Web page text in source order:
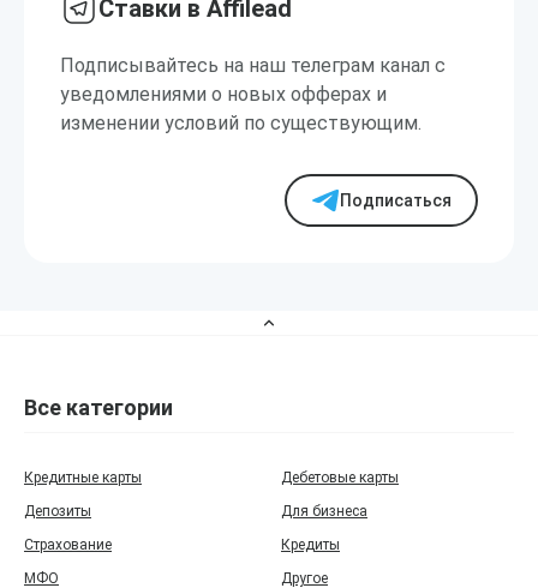
Ставки в Affilead
Подписывайтесь на наш телеграм канал с
уведомлениями о новых офферах и
изменении условий по существующим.
Подписаться
Все категории
Кредитные карты
Дебетовые карты
Депозиты
Для бизнеса
Страхование
Кредиты
МФО
Другое